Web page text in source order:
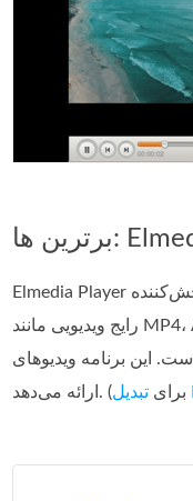
Elmedia Player یک پخش‌کننده SWF است که با اکثر فرمت‌های
رایج ویدیویی مانند MP4، AVI، MOV، FLV، SWF و غیره سازگار
است. این برنامه ویدیوهای HD بسیار روان و پخش SWF باکیفیتی
ارائه می‌دهد. (برای